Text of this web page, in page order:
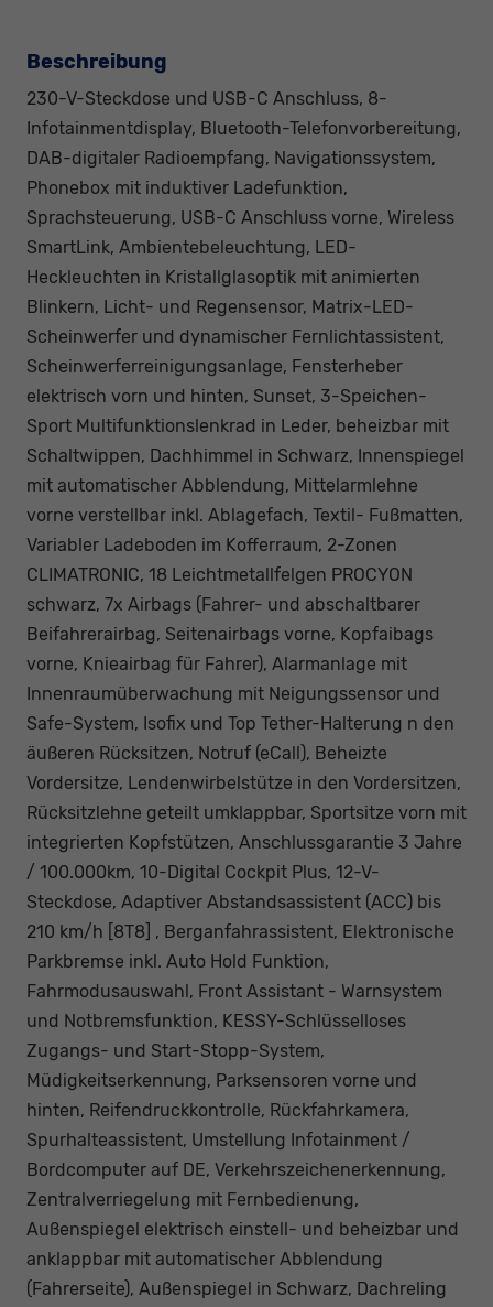
Beschreibung
230-V-Steckdose und USB-C Anschluss, 8-
Infotainmentdisplay, Bluetooth-Telefonvorbereitung,
DAB-digitaler Radioempfang, Navigationssystem,
Phonebox mit induktiver Ladefunktion,
Sprachsteuerung, USB-C Anschluss vorne, Wireless
SmartLink, Ambientebeleuchtung, LED-
Heckleuchten in Kristallglasoptik mit animierten
Blinkern, Licht- und Regensensor, Matrix-LED-
Scheinwerfer und dynamischer Fernlichtassistent,
Scheinwerferreinigungsanlage, Fensterheber
elektrisch vorn und hinten, Sunset, 3-Speichen-
Sport Multifunktionslenkrad in Leder, beheizbar mit
Schaltwippen, Dachhimmel in Schwarz, Innenspiegel
mit automatischer Abblendung, Mittelarmlehne
vorne verstellbar inkl. Ablagefach, Textil- Fußmatten,
Variabler Ladeboden im Kofferraum, 2-Zonen
CLIMATRONIC, 18 Leichtmetallfelgen PROCYON
schwarz, 7x Airbags (Fahrer- und abschaltbarer
Beifahrerairbag, Seitenairbags vorne, Kopfaibags
vorne, Knieairbag für Fahrer), Alarmanlage mit
Innenraumüberwachung mit Neigungssensor und
Safe-System, Isofix und Top Tether-Halterung n den
äußeren Rücksitzen, Notruf (eCall), Beheizte
Vordersitze, Lendenwirbelstütze in den Vordersitzen,
Rücksitzlehne geteilt umklappbar, Sportsitze vorn mit
integrierten Kopfstützen, Anschlussgarantie 3 Jahre
/ 100.000km, 10-Digital Cockpit Plus, 12-V-
Steckdose, Adaptiver Abstandsassistent (ACC) bis
210 km/h [8T8] , Berganfahrassistent, Elektronische
Parkbremse inkl. Auto Hold Funktion,
Fahrmodusauswahl, Front Assistant - Warnsystem
und Notbremsfunktion, KESSY-Schlüsselloses
Zugangs- und Start-Stopp-System,
Müdigkeitserkennung, Parksensoren vorne und
hinten, Reifendruckkontrolle, Rückfahrkamera,
Spurhalteassistent, Umstellung Infotainment /
Bordcomputer auf DE, Verkehrszeichenerkennung,
Zentralverriegelung mit Fernbedienung,
Außenspiegel elektrisch einstell- und beheizbar und
anklappbar mit automatischer Abblendung
(Fahrerseite), Außenspiegel in Schwarz, Dachreling